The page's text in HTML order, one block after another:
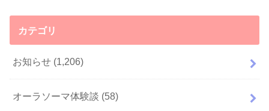
カテゴリ
お知らせ (1,206)
オーラソーマ体験談 (58)